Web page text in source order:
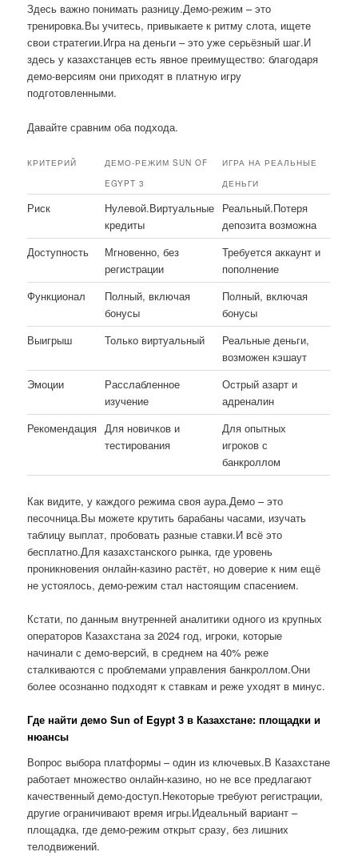
Здесь важно понимать разницу.Демо-режим – это
тренировка.Вы учитесь, привыкаете к ритму слота, ищете
свои стратегии.Игра на деньги – это уже серьёзный шаг.И
здесь у казахстанцев есть явное преимущество: благодаря
демо-версиям они приходят в платную игру
подготовленными.
Давайте сравним оба подхода.
КРИТЕРИЙ
ДЕМО-РЕЖИМ SUN OF
EGYPT 3
ИГРА НА РЕАЛЬНЫЕ
ДЕНЬГИ
Риск
Нулевой.Виртуальные
кредиты
Реальный.Потеря
депозита возможна
Доступность
Мгновенно, без
регистрации
Требуется аккаунт и
пополнение
Функционал
Полный, включая
бонусы
Полный, включая
бонусы
Выигрыш
Только виртуальный
Реальные деньги,
возможен кэшаут
Эмоции
Расслабленное
изучение
Острый азарт и
адреналин
Рекомендация Для новичков и
тестирования
Для опытных
игроков с
банкроллом
Как видите, у каждого режима своя аура.Демо – это
песочница.Вы можете крутить барабаны часами, изучать
таблицу выплат, пробовать разные ставки.И всё это
бесплатно.Для казахстанского рынка, где уровень
проникновения онлайн-казино растёт, но доверие к ним ещё
не устоялось, демо-режим стал настоящим спасением.
Кстати, по данным внутренней аналитики одного из крупных
операторов Казахстана за 2024 год, игроки, которые
начинали с демо-версий, в среднем на 40% реже
сталкиваются с проблемами управления банкроллом.Они
более осознанно подходят к ставкам и реже уходят в минус.
Где найти демо Sun of Egypt 3 в Казахстане: площадки и
нюансы
Вопрос выбора платформы – один из ключевых.В Казахстане
работает множество онлайн-казино, но не все предлагают
качественный демо-доступ.Некоторые требуют регистрации,
другие ограничивают время игры.Идеальный вариант –
площадка, где демо-режим открыт сразу, без лишних
телодвижений.